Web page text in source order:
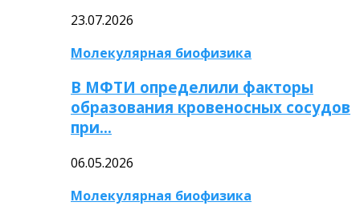
23.07.2026
Молекулярная биофизика
В МФТИ определили факторы
образования кровеносных сосудов
при…
06.05.2026
Молекулярная биофизика